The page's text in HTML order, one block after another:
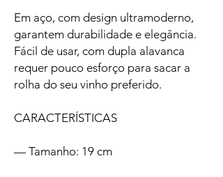
Em aço, com design ultramoderno,
garantem durabilidade e elegância.
Fácil de usar, com dupla alavanca
requer pouco esforço para sacar a
rolha do seu vinho preferido.
CARACTERÍSTICAS
— Tamanho: 19 cm